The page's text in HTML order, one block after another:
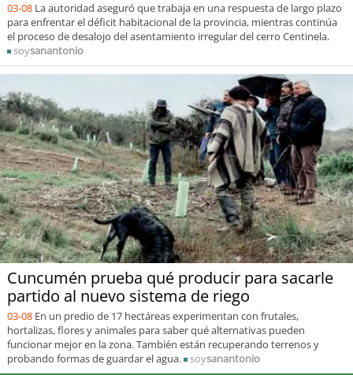
03-08 La autoridad aseguró que trabaja en una respuesta de largo plazo
para enfrentar el déficit habitacional de la provincia, mientras continúa
el proceso de desalojo del asentamiento irregular del cerro Centinela.
soysanantonio
Cuncumén prueba qué producir para sacarle
partido al nuevo sistema de riego
03-08 En un predio de 17 hectáreas experimentan con frutales,
hortalizas, flores y animales para saber qué alternativas pueden
funcionar mejor en la zona. También están recuperando terrenos y
probando formas de guardar el agua.
soysanantonio